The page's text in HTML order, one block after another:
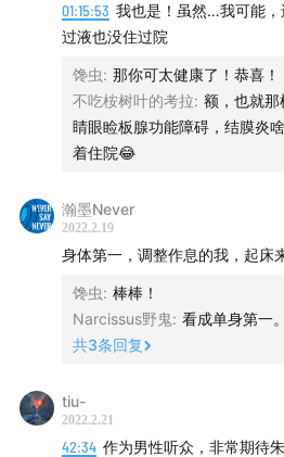
01:15:53 我也是！虽然…我可能
过液也没住过院
馋虫: 那你可太健康了！恭喜！
不吃桉树叶的考拉: 额，也就
睛眼睑板腺功能障碍，结膜炎
着住院😂
瀚墨Never
2022.2.19
身体第一，调整作息的我，起床
馋虫: 棒棒！
Narcissus野鬼: 看成单身第一
共3条回复
tiu-
2022.2.21
42:34 作为男性听众，非常期待